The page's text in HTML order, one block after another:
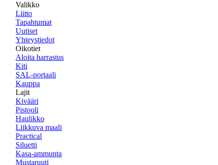
Valikko
Liitto
Tapahtumat
Uutiset
Yhteystiedot
Oikotiet
Aloita harrastus
Kiti
SAL-portaali
Kauppa
Lajit
Kivääri
Pistooli
Haulikko
Liikkuva maali
Practical
Siluetti
Kasa-ammunta
Mustaruuti